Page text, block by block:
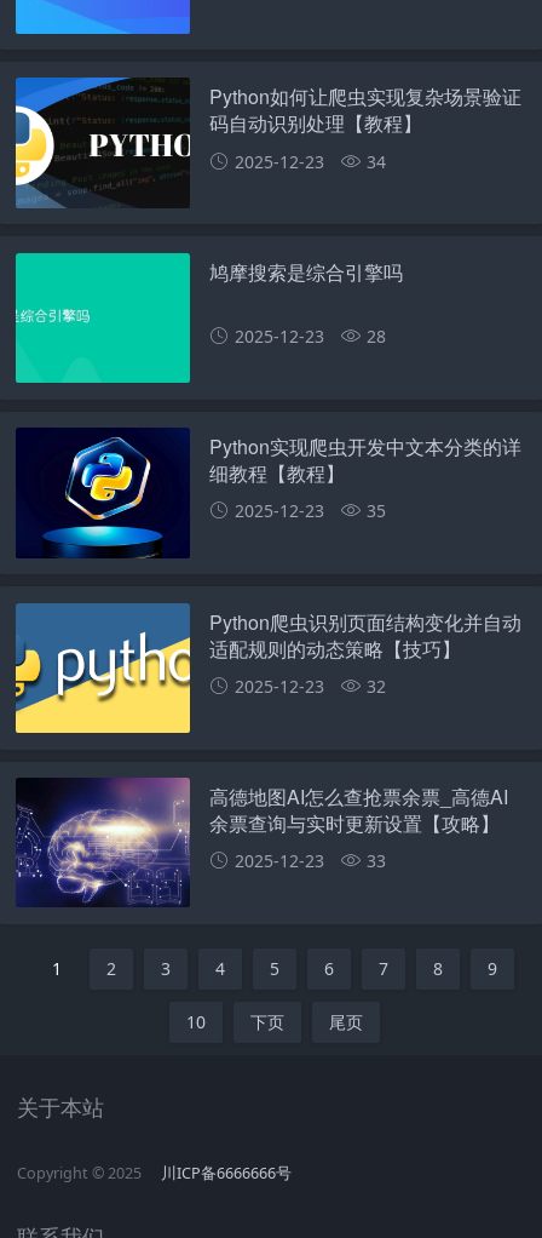
Python如何让爬虫实现复杂场景验证
码自动识别处理【教程】
2025-12-23 34
鸠摩搜索是综合引擎吗
2025-12-23 28
Python实现爬虫开发中文本分类的详
细教程【教程】
2025-12-23 35
Python爬虫识别页面结构变化并自动
适配规则的动态策略【技巧】
2025-12-23 32
高德地图AI怎么查抢票余票_高德AI
余票查询与实时更新设置【攻略】
2025-12-23 33
1 2 3 4 5 6 7 8 9
10 下页 尾页
关于本站
Copyright © 2025 川ICP备6666666号